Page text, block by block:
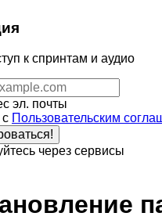
к спринтам и аудио
эл. почты
Пользовательским
через сервисы